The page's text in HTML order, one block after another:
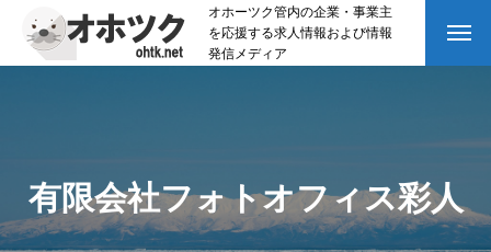
オホーツク管内の企業・事業主
を応援する求人情報および情報
発信メディア
有限会社フォトオフィス彩人